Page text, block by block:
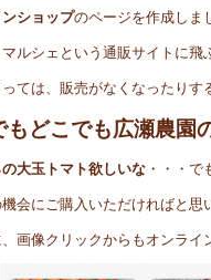
ショップのページを作成しま
ルシェという通販サイトに飛
ては、販売がなくなったりす
もどこでも広瀬農園
大玉トマト欲しいな ・・・で
会にご購入いただければと
画像クリックからもオンライ